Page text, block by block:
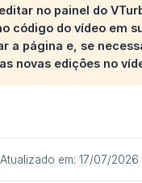
no painel do
código do vídeo em
a página e, se
novas edições no
Atualizado em: 17/07/2026